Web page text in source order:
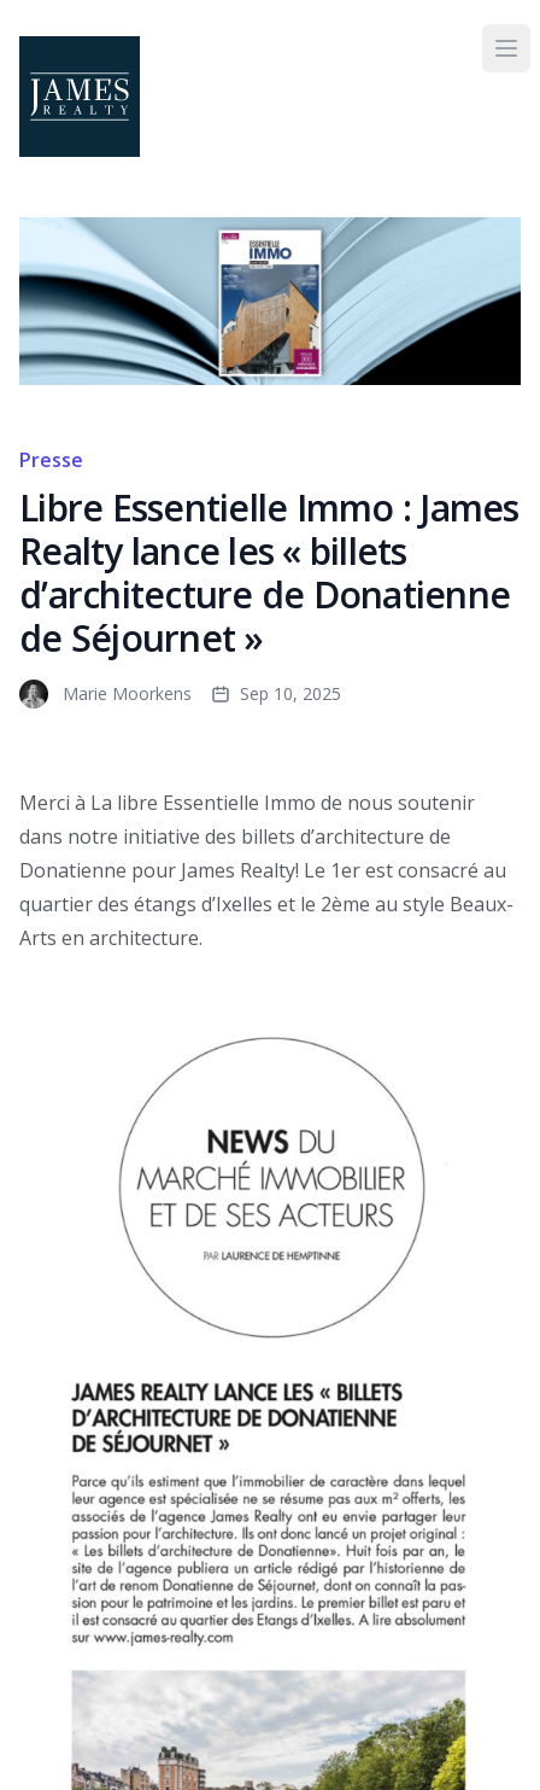
Presse
Libre Essentielle Immo : James
Realty lance les « billets
d’architecture de Donatienne
de Séjournet »
Marie Moorkens Sep 10, 2025
Merci à La libre Essentielle Immo de nous soutenir
dans notre initiative des billets d’architecture de
Donatienne pour James Realty! Le 1er est consacré au
quartier des étangs d’Ixelles et le 2ème au style Beaux-
Arts en architecture.